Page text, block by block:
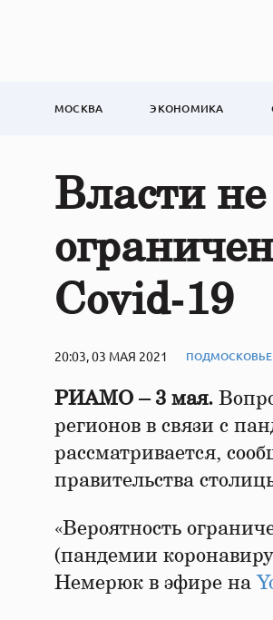
МОСКВА ЭКОНОМИКА
Власти
Covid‑19
20:03, 03 МАЯ 2021 ПОДМОСКОВЬЕ
РИАМО – 3 мая.
регионов в связи с
рассматривается,
правительства
«Вероятность
(пандемии
Немерюк в эфире на